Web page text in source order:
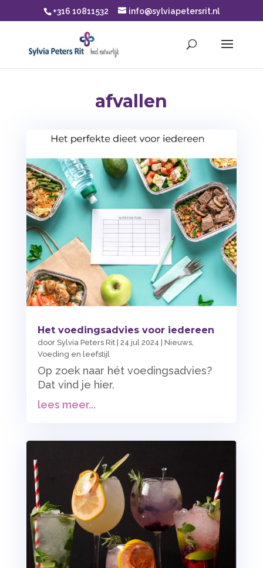
+316 10811532 info@sylviapetersrit.nl
afvallen
Het voedingsadvies voor iedereen
door Sylvia Peters Rit| 24 jul 2024 Nieuws,
Voeding en leefstijl
Op zoek naar hét voedingsadvies?
Dat vind je hier.
lees meer...